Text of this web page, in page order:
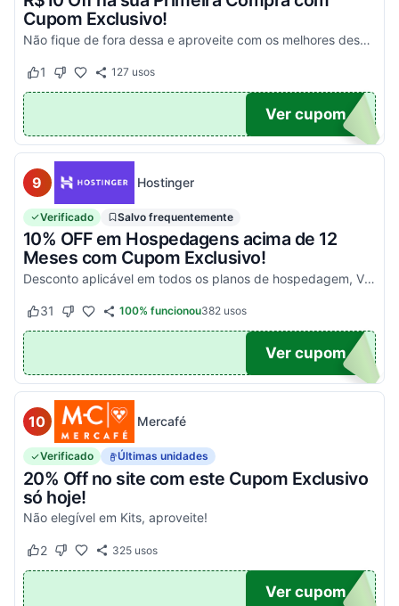
Cupom Exclusivo!
Não fique de fora dessa e aproveite com os melhores descontos! Válido em compras acima de R$100!
Este cupom funcionou
1 Este cupom não funcionou
127 usos
UPOM
Ver cupom
9 Hostinger
Verificado Salvo frequentemente
10% OFF em Hospedagens acima de 12
Meses com Cupom Exclusivo!
Desconto aplicável em todos os planos de hospedagem, VPS e Cloud, maiores que 12 meses. Aproveite!
Este cupom funcionou
31 Este cupom não funcionou
100% funcionou382usos
UPOM
Ver cupom
10 Mercafé
Verificado Últimas unidades
20% Off no site com este Cupom Exclusivo
só hoje!
Não elegível em Kits, aproveite!
Este cupom funcionou
2 Este cupom não funcionou
325usos
OM20
Ver cupom